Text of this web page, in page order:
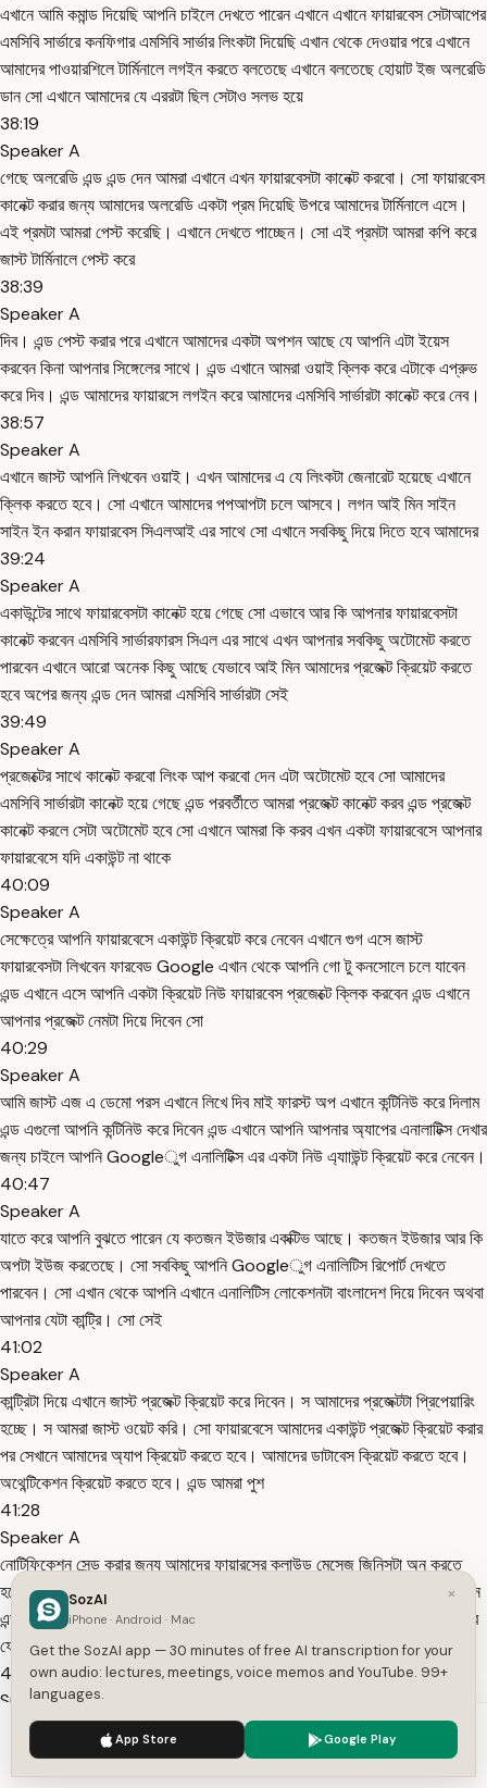
এখানে আমি কমান্ড দিয়েছি আপনি চাইলে দেখতে পারেন এখানে এখানে ফায়ারবেস সেটাআপের
এমসিবি সার্ভারে কনফিগার এমসিবি সার্ভার লিংকটা দিয়েছি এখান থেকে দেওয়ার পরে এখানে
আমাদের পাওয়ারশিলে টার্মিনালে লগইন করতে বলতেছে এখানে বলতেছে হোয়াট ইজ অলরেডি
ডান সো এখানে আমাদের যে এররটা ছিল সেটাও সলভ হয়ে
38:19
Speaker A
গেছে অলরেডি এন্ড এন্ড দেন আমরা এখানে এখন ফায়ারবেসটা কানেক্ট করবো। সো ফায়ারবেস
কানেক্ট করার জন্য আমাদের অলরেডি একটা প্রম দিয়েছি উপরে আমাদের টার্মিনালে এসে।
এই প্রমটা আমরা পেস্ট করেছি। এখানে দেখতে পাচ্ছেন। সো এই প্রমটা আমরা কপি করে
জাস্ট টার্মিনালে পেস্ট করে
38:39
Speaker A
দিব। এন্ড পেস্ট করার পরে এখানে আমাদের একটা অপশন আছে যে আপনি এটা ইয়েস
করবেন কিনা আপনার সিঙ্গেলের সাথে। এন্ড এখানে আমরা ওয়াই ক্লিক করে এটাকে এপ্রুভ
করে দিব। এন্ড আমাদের ফায়ারসে লগইন করে আমাদের এমসিবি সার্ভারটা কানেক্ট করে নেব।
38:57
Speaker A
এখানে জাস্ট আপনি লিখবেন ওয়াই। এখন আমাদের এ যে লিংকটা জেনারেট হয়েছে এখানে
ক্লিক করতে হবে। সো এখানে আমাদের পপআপটা চলে আসবে। লগন আই মিন সাইন
সাইন ইন করান ফায়ারবেস সিএলআই এর সাথে সো এখানে সবকিছু দিয়ে দিতে হবে আমাদের
39:24
Speaker A
একাউন্টের সাথে ফায়ারবেসটা কানেক্ট হয়ে গেছে সো এভাবে আর কি আপনার ফায়ারবেসটা
কানেক্ট করবেন এমসিবি সার্ভারফারস সিএল এর সাথে এখন আপনার সবকিছু অটোমেট করতে
পারবেন এখানে আরো অনেক কিছু আছে যেভাবে আই মিন আমাদের প্রজেক্ট ক্রিয়েট করতে
হবে অপের জন্য এন্ড দেন আমরা এমসিবি সার্ভারটা সেই
39:49
Speaker A
প্রজেক্টের সাথে কানেক্ট করবো লিংক আপ করবো দেন এটা অটোমেট হবে সো আমাদের
এমসিবি সার্ভারটা কানেক্ট হয়ে গেছে এন্ড পরবর্তীতে আমরা প্রজেক্ট কানেক্ট করব এন্ড প্রজেক্ট
কানেক্ট করলে সেটা অটোমেট হবে সো এখানে আমরা কি করব এখন একটা ফায়ারবেসে আপনার
ফায়ারবেসে যদি একাউন্ট না থাকে
40:09
Speaker A
সেক্ষেত্রে আপনি ফায়ারবেসে একাউন্ট ক্রিয়েট করে নেবেন এখানে গুগ এসে জাস্ট
ফায়ারবেসটা লিখবেন ফারবেড Google এখান থেকে আপনি গো টু কনসোলে চলে যাবেন
এন্ড এখানে এসে আপনি একটা ক্রিয়েট নিউ ফায়ারবেস প্রজেক্টে ক্লিক করবেন এন্ড এখানে
আপনার প্রজেক্ট নেমটা দিয়ে দিবেন সো
40:29
Speaker A
আমি জাস্ট এজ এ ডেমো পরস এখানে লিখে দিব মাই ফারস্ট অপ এখানে কন্টিনিউ করে দিলাম
এন্ড এগুলো আপনি কন্টিনিউ করে দিবেন এন্ড এখানে আপনি আপনার অ্যাপের এনালাটিক্স দেখার
জন্য চাইলে আপনি Googleুগ এনালিটিক্স এর একটা নিউ এ্যাাউন্ট ক্রিয়েট করে নেবেন।
40:47
Speaker A
যাতে করে আপনি বুঝতে পারেন যে কতজন ইউজার একক্টিভ আছে। কতজন ইউজার আর কি
অপটা ইউজ করতেছে। সো সবকিছু আপনি Googleুগ এনালিটিস রিপোর্ট দেখতে
পারবেন। সো এখান থেকে আপনি এখানে এনালিটিস লোকেশনটা বাংলাদেশ দিয়ে দিবেন অথবা
আপনার যেটা কান্ট্রি। সো সেই
41:02
Speaker A
কান্ট্রিটা দিয়ে এখানে জাস্ট প্রজেক্ট ক্রিয়েট করে দিবেন। স আমাদের প্রজেক্টটা প্রিপেয়ারিং
হচ্ছে। স আমরা জাস্ট ওয়েট করি। সো ফায়ারবেসে আমাদের একাউন্ট প্রজেক্ট ক্রিয়েট করার
পর সেখানে আমাদের অ্যাপ ক্রিয়েট করতে হবে। আমাদের ডাটাবেস ক্রিয়েট করতে হবে।
অথেন্টিকেশন ক্রিয়েট করতে হবে। এন্ড আমরা পুশ
41:28
Speaker A
নোটিফিকেশন সেন্ড করার জন্য আমাদের ফায়ারসের ক্লাউড মেসেজ জিনিসটা অন করতে
হবে। সো আমরা আস্তে আস্তে এগুলো দেখবো। সো আপনি ধৈর্য নিয়ে জিনিসগুলো দেখেন
এন্ড কোথাও কোন প্রবলেম হলে জাস্ট আমাকে ডিএম করবেন আমার হোয়াট এ অথবা আমার
ফেসবুক পেজে এন্ড আমাদের গ্রুপে তো আপনি অবশ্যই
41:47
Speaker A
জয়েন আছেন সেখানে মেসেজ করলে হবে এখানে আসার পরে আপনি অড এ অ্যাপে ক্লিক
করবেন অড অপে ক্লিক করলে এখানে আপনার কি ক্রিয়েট করতে চান সেটা সিলেক্ট করবেন
এখানে আমি এন্ড্রয়েড সিলেক্ট করে এখানে আপনার প্যাকেজ নেমটা দিতে হবে আপনার অপের
We use cookies to enhance your experience.
×
SozAI
iPhone · Android · Mac
Get the SozAI app — 30 minutes of free AI transcription for your
own audio: lectures, meetings, voice memos and YouTube. 99+
languages.
App Store Google Play